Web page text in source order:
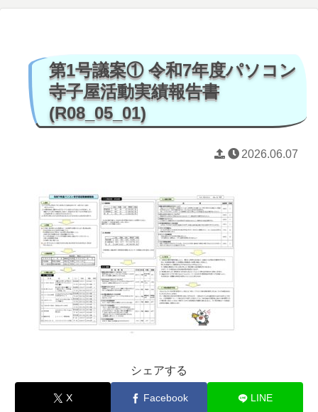
第1号議案① 令和7年度パソコン
寺子屋活動実績報告書
(R08_05_01)
2026.06.07
シェアする
X Facebook LINE